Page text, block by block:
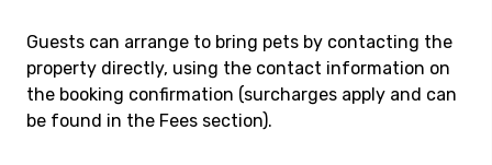
Guests can arrange to bring pets by contacting the
property directly, using the contact information on
the booking confirmation (surcharges apply and can
be found in the Fees section).